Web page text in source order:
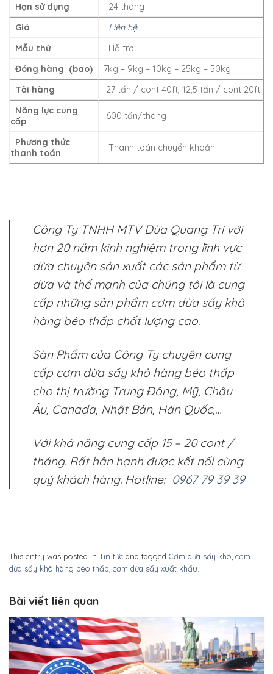
Hạn sử dụng
24 tháng
Giá
Liên hệ
Mẫu thử
Hỗ trợ
Đóng hàng (bao)
7kg – 9kg – 10kg – 25kg – 50kg
Tải hàng
27 tấn / cont 40ft, 12,5 tấn / cont 20ft
Năng lực cung
cấp
600 tấn/tháng
Phương thức
thanh toán
Thanh toán chuyển khoản
Công Ty TNHH MTV Dừa Quang Trí với
hơn 20 năm kinh nghiệm trong lĩnh vực
dừa chuyên sản xuất các sản phẩm từ
dừa và thế mạnh của chúng tôi là cung
cấp những sản phẩm cơm dừa sấy khô
hàng béo thấp chất lượng cao.
Sàn Phẩm của Công Ty chuyên cung
cấp cơm dừa sấy khô hàng béo thấp
cho thị trường Trung Đông, Mỹ, Châu
Âu, Canada, Nhật Bản, Hàn Quốc,…
Với khả năng cung cấp 15 – 20 cont /
tháng. Rất hân hạnh được kết nối cùng
quý khách hàng. Hotline: 0967 79 39 39
This entry was posted in Tin tức and tagged Cơm dừa sấy khô cơm
dừa sấy khô hàng béo thấp cơm dừa sấy xuất khẩu
Bài viết liên quan